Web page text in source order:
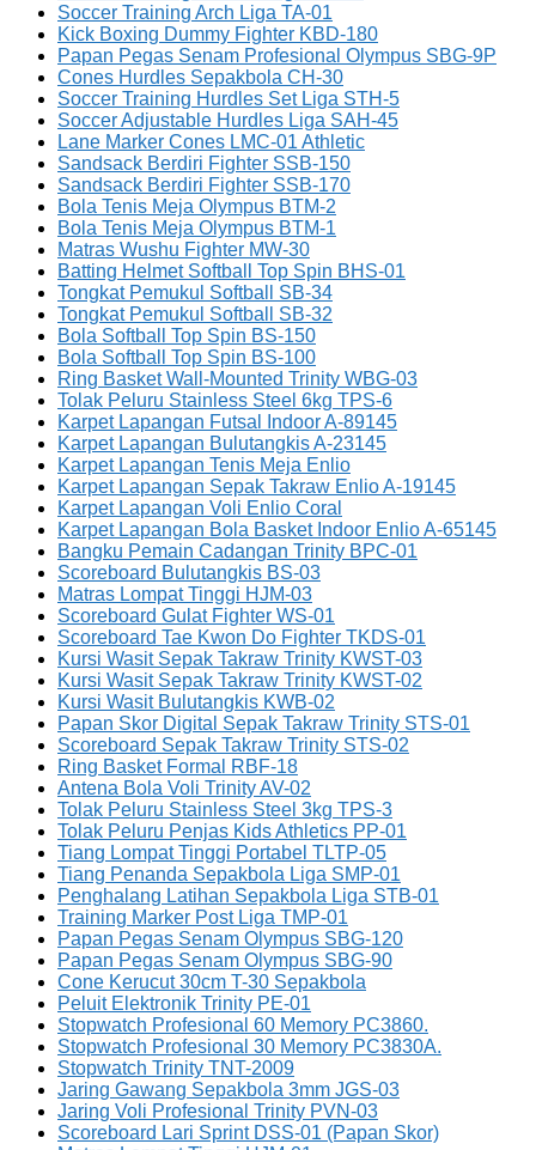
Soccer Training Arch Liga TA-01
Kick Boxing Dummy Fighter KBD-180
Papan Pegas Senam Profesional Olympus SBG-9P
Cones Hurdles Sepakbola CH-30
Soccer Training Hurdles Set Liga STH-5
Soccer Adjustable Hurdles Liga SAH-45
Lane Marker Cones LMC-01 Athletic
Sandsack Berdiri Fighter SSB-150
Sandsack Berdiri Fighter SSB-170
Bola Tenis Meja Olympus BTM-2
Bola Tenis Meja Olympus BTM-1
Matras Wushu Fighter MW-30
Batting Helmet Softball Top Spin BHS-01
Tongkat Pemukul Softball SB-34
Tongkat Pemukul Softball SB-32
Bola Softball Top Spin BS-150
Bola Softball Top Spin BS-100
Ring Basket Wall-Mounted Trinity WBG-03
Tolak Peluru Stainless Steel 6kg TPS-6
Karpet Lapangan Futsal Indoor A-89145
Karpet Lapangan Bulutangkis A-23145
Karpet Lapangan Tenis Meja Enlio
Karpet Lapangan Sepak Takraw Enlio A-19145
Karpet Lapangan Voli Enlio Coral
Karpet Lapangan Bola Basket Indoor Enlio A-65145
Bangku Pemain Cadangan Trinity BPC-01
Scoreboard Bulutangkis BS-03
Matras Lompat Tinggi HJM-03
Scoreboard Gulat Fighter WS-01
Scoreboard Tae Kwon Do Fighter TKDS-01
Kursi Wasit Sepak Takraw Trinity KWST-03
Kursi Wasit Sepak Takraw Trinity KWST-02
Kursi Wasit Bulutangkis KWB-02
Papan Skor Digital Sepak Takraw Trinity STS-01
Scoreboard Sepak Takraw Trinity STS-02
Ring Basket Formal RBF-18
Antena Bola Voli Trinity AV-02
Tolak Peluru Stainless Steel 3kg TPS-3
Tolak Peluru Penjas Kids Athletics PP-01
Tiang Lompat Tinggi Portabel TLTP-05
Tiang Penanda Sepakbola Liga SMP-01
Penghalang Latihan Sepakbola Liga STB-01
Training Marker Post Liga TMP-01
Papan Pegas Senam Olympus SBG-120
Papan Pegas Senam Olympus SBG-90
Cone Kerucut 30cm T-30 Sepakbola
Peluit Elektronik Trinity PE-01
Stopwatch Profesional 60 Memory PC3860.
Stopwatch Profesional 30 Memory PC3830A.
Stopwatch Trinity TNT-2009
Jaring Gawang Sepakbola 3mm JGS-03
Jaring Voli Profesional Trinity PVN-03
Scoreboard Lari Sprint DSS-01 (Papan Skor)